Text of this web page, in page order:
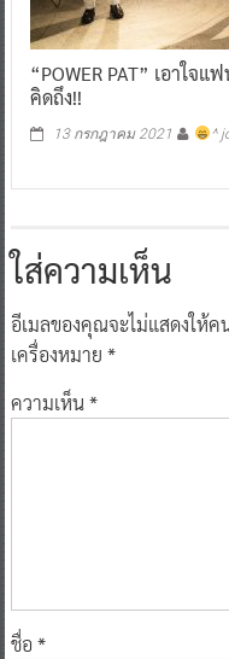
“POWER PAT” เอาใจแ
คิดถึง!!
13 กรกฎาคม 2021 ^
ใส่ความเห็น
อีเมลของคุณจะไม่แสดงให้ค
เครื่องหมาย *
ความเห็น*
ชื่อ *